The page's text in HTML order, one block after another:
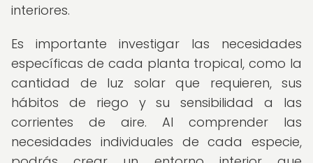
interiores.
Es importante investigar las necesidades
específicas de cada planta tropical, como la
cantidad de luz solar que requieren, sus
hábitos de riego y su sensibilidad a las
corrientes de aire. Al comprender las
necesidades individuales de cada especie,